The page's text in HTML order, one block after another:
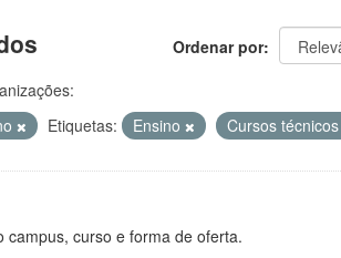
Ordenar por
Etiquetas: Ensino Cursos técnicos
campus, curso e forma de oferta.